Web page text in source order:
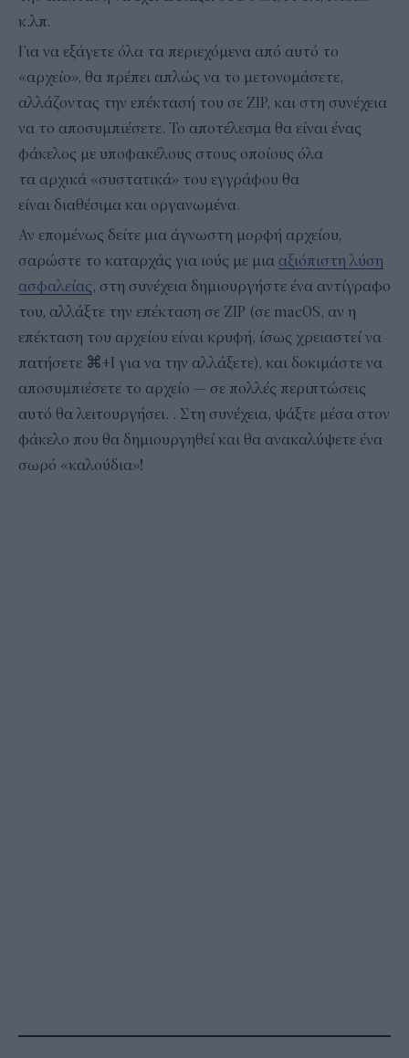
κ.λπ.
Για να εξάγετε όλα τα περιεχόμενα από αυτό το
«αρχείο», θα πρέπει απλώς να το μετονομάσετε,
αλλάζοντας την επέκτασή του σε ZIP, και στη συνέχεια
να το αποσυμπιέσετε. Το αποτέλεσμα θα είναι ένας
φάκελος με υποφακέλους στους οποίους όλα
τα αρχικά «συστατικά» του εγγράφου θα
είναι διαθέσιμα και οργανωμένα.
Αν επομένως δείτε μια άγνωστη μορφή αρχείου,
σαρώστε το καταρχάς για ιούς με μια αξιόπιστη λύση
ασφαλείας, στη συνέχεια δημιουργήστε ένα αντίγραφο
του, αλλάξτε την επέκταση σε ZIP (σε macOS, αν η
επέκταση του αρχείου είναι κρυφή, ίσως χρειαστεί να
πατήσετε ⌘+I για να την αλλάξετε), και δοκιμάστε να
αποσυμπιέσετε το αρχείο — σε πολλές περιπτώσεις
αυτό θα λειτουργήσει. . Στη συνέχεια, ψάξτε μέσα στον
φάκελο που θα δημιουργηθεί και θα ανακαλύψετε ένα
σωρό «καλούδια»!